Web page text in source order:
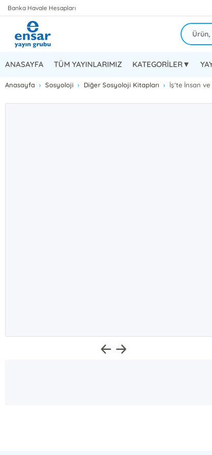
Banka Havale Hesapları
ANASAYFA TÜM YAYINLARIMIZ KATEGORİLER▼
Anasayfa Sosyoloji Diğer Sosyoloji Kitapları İş'te İnsan ve